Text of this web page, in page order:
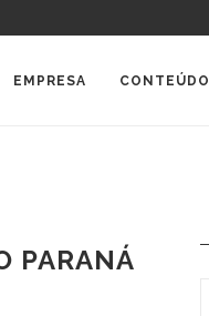
EMPRESA CONTEÚDO
PARANÁ